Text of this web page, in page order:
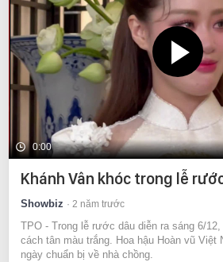
0:00
Khánh Vân khóc trong lễ
Showbiz 2 năm trước
TPO - Trong lễ rước dâu diễn ra sáng 6/
cách tân màu trắng. Hoa hậu Hoàn vũ Việt
ngày chuẩn bị về nhà chồng.